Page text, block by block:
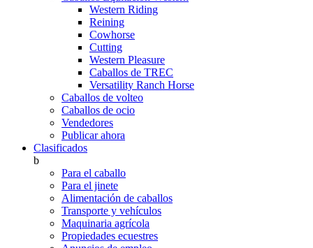
Western Riding
Reining
Cowhorse
Cutting
Western Pleasure
Caballos de TREC
Versatility Ranch Horse
Caballos de volteo
Caballos de ocio
Vendedores
Publicar ahora
Clasificados
b
Para el caballo
Para el jinete
Alimentación de caballos
Transporte y vehículos
Maquinaria agrícola
Propiedades ecuestres